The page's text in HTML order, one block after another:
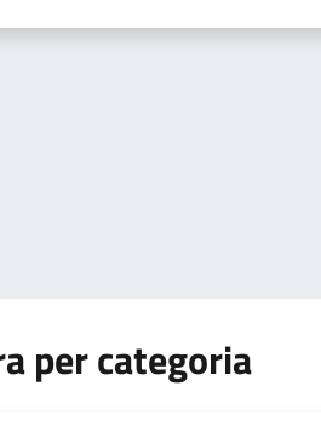
per categoria